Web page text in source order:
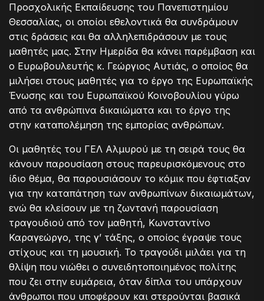
Προσχολικής Εκπαίδευσης του Πανεπιστημίου
Θεσσαλίας, οι οποίοι εθελοντικά θα συνδράμουν
στις δράσεις και θα αλληλεπιδράσουν με τους
μαθητές μας. Στην Ημερίδα θα κάνει παρέμβαση και
ο Ευρωβουλευτής κ. Γεώργιος Αυτιάς, ο οποίος θα
μιλήσει στους μαθητές για το έργο της Ευρωπαϊκής
Ένωσης και του Ευρωπαϊκού Κοινοβουλίου γύρω
από τα ανθρώπινα δικαιώματα και το έργο της
στην καταπολέμηση της εμπορίας ανθρώπων.
Οι μαθητές του ΓΕΛ Αλμυρού με τη σειρά τους θα
κάνουν παρουσίαση στους παρευρισκόμενους στο
ίδιο θέμα, θα παρουσιάσουν το κόμικ που έφτιαξαν
για την καταπάτηση των ανθρωπίνων δικαιωμάτων,
ενώ θα κλείσουν με τη ζωντανή παρουσίαση
τραγουδιού από τον μαθητή, Κωνσταντίνο
Καραγεώργο, της γ’ τάξης, ο οποίος έγραψε τους
στίχους και τη μουσική. Το τραγούδι μιλάει για τη
θλίψη που νιώθει ο συνειδητοποιημένος πολίτης
που ζει στην ευμάρεια, όταν δίπλα του υπάρχουν
άνθρωποι που υποφέρουν και στερούνται βασικά